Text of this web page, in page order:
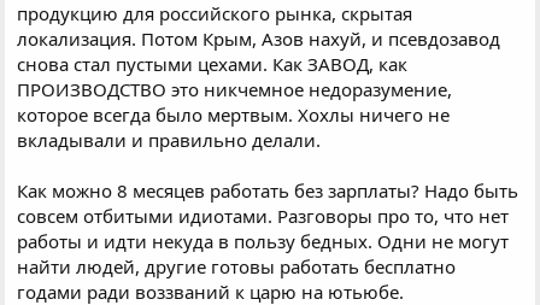
продукцию для российского рынка, скрытая
локализация. Потом Крым, Азов нахуй, и псевдозавод
снова стал пустыми цехами. Как ЗАВОД, как
ПРОИЗВОДСТВО это никчемное недоразумение,
которое всегда было мертвым. Хохлы ничего не
вкладывали и правильно делали.
Как можно 8 месяцев работать без зарплаты? Надо быть
совсем отбитыми идиотами. Разговоры про то, что нет
работы и идти некуда в пользу бедных. Одни не могут
найти людей, другие готовы работать бесплатно
годами ради воззваний к царю на ютьюбе.